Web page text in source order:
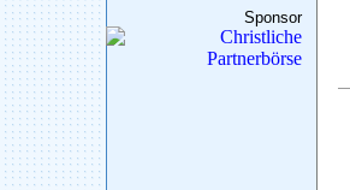
Sponsor